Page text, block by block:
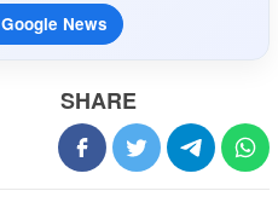
Google News
SHARE